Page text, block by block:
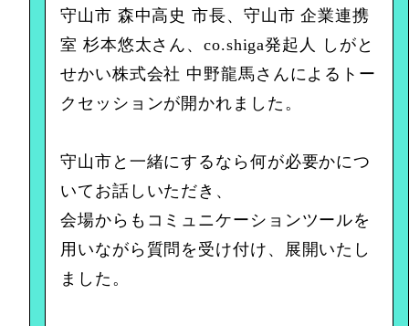
守山市 森中高史 市長、守山市 企業連携
室 杉本悠太さん、co.shiga発起人 しがと
せかい株式会社 中野龍馬さんによるトー
クセッションが開かれました。
守山市と一緒にするなら何が必要かにつ
いてお話しいただき、
会場からもコミュニケーションツールを
用いながら質問を受け付け、展開いたし
ました。